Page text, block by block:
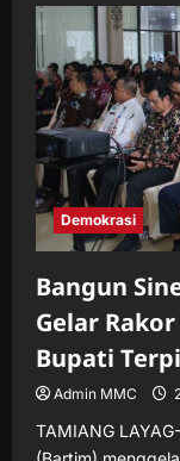
Demokrasi
Bangun
Gelar
Bupati
Admin MMC
TAMIANG